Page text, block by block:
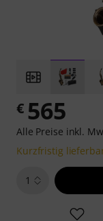
€ 565
Alle Preise inkl.
Kurzfristig
1